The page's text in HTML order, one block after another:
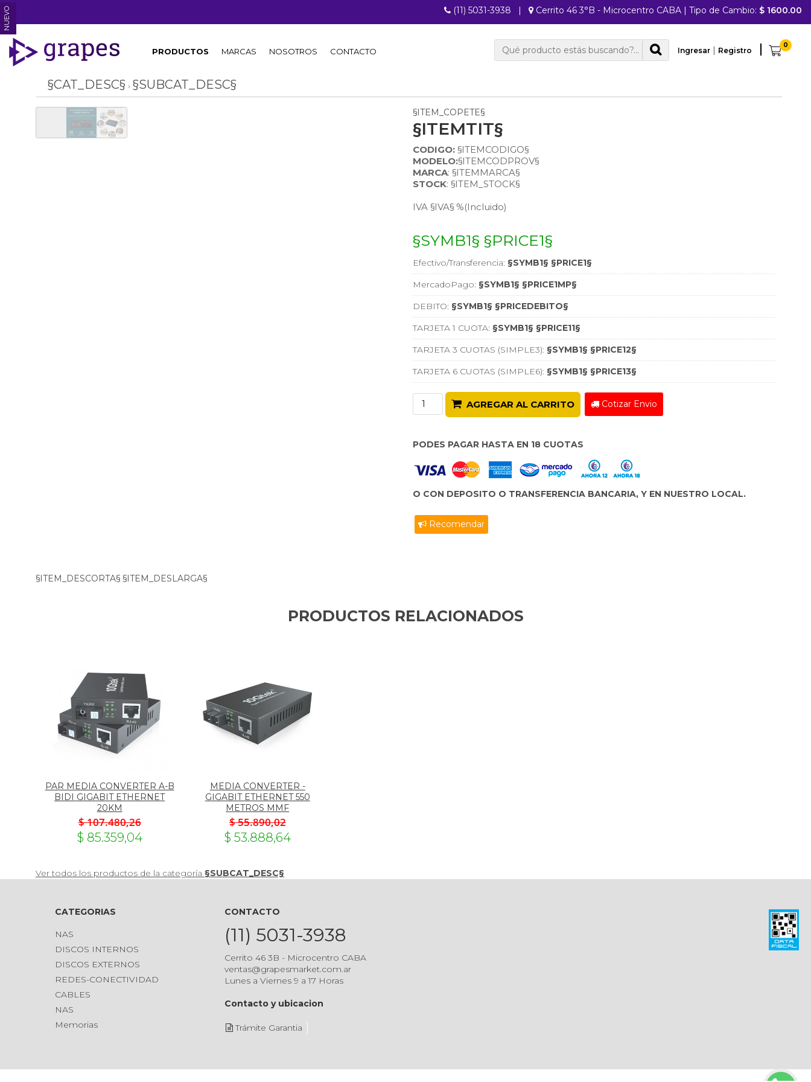
(11) 5031-3938 | Cerrito 46 3°B - Microcentro CABA | Tipo de Cambio: $ 1600.00
Ingresar | Registro
0
PRODUCTOS MARCAS NOSOTROS CONTACTO
§CAT_DESC§ › §SUBCAT_DESC§
§ITEM_COPETE§
§ITEMTIT§
CODIGO: §ITEMCODIGO§
MODELO:§ITEMCODPROV§
MARCA: §ITEMMARCA§
STOCK: §ITEM_STOCK§
IVA §IVA§ %(Incluido)
§SYMB1§ §PRICE1§
Efectivo/Transferencia: §SYMB1§ §PRICE1§
MercadoPago: §SYMB1§ §PRICE1MP§
DEBITO: §SYMB1§ §PRICEDEBITO§
TARJETA 1 CUOTA: §SYMB1§ §PRICE11§
TARJETA 3 CUOTAS (SIMPLE3): §SYMB1§ §PRICE12§
TARJETA 6 CUOTAS (SIMPLE6): §SYMB1§ §PRICE13§
AGREGAR AL CARRITO Cotizar Envio
PODES PAGAR HASTA EN 18 CUOTAS
O CON DEPOSITO O TRANSFERENCIA BANCARIA, Y EN NUESTRO LOCAL.
Recomendar
§ITEM_DESCORTA§ §ITEM_DESLARGA§
PRODUCTOS RELACIONADOS
NUEVO
PAR MEDIA CONVERTER A-B
BIDI GIGABIT ETHERNET
20KM
$ 107.480,26
$ 85.359,04
MEDIA CONVERTER -
GIGABIT ETHERNET 550
METROS MMF
$ 55.890,02
$ 53.888,64
Ver todos los productos de la categoría §SUBCAT_DESC§
CATEGORIAS
NAS
DISCOS INTERNOS
DISCOS EXTERNOS
REDES-CONECTIVIDAD
CABLES
NAS
Memorias
CONTACTO
(11) 5031-3938
Cerrito 46 3B - Microcentro CABA
ventas@grapesmarket.com.ar
Lunes a Viernes 9 a 17 Horas
Contacto y ubicacion
Trámite Garantia